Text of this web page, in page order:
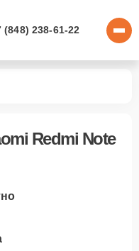
(848) 238-61-22
Redmi Note